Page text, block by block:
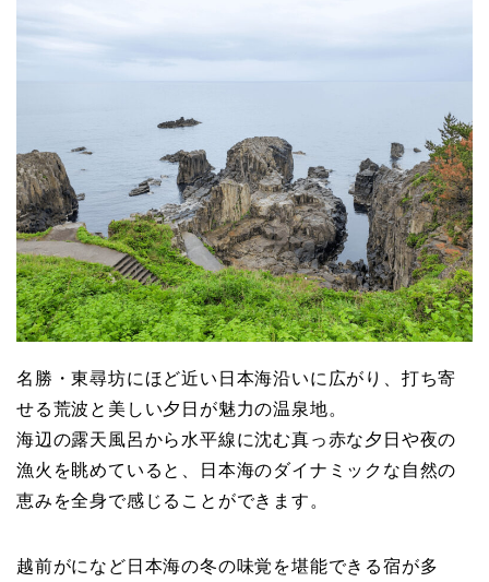
名勝・東尋坊にほど近い日本海沿いに広がり、打ち寄
せる荒波と美しい夕日が魅力の温泉地。
海辺の露天風呂から水平線に沈む真っ赤な夕日や夜の
漁火を眺めていると、日本海のダイナミックな自然の
恵みを全身で感じることができます。
越前がになど日本海の冬の味覚を堪能できる宿が多